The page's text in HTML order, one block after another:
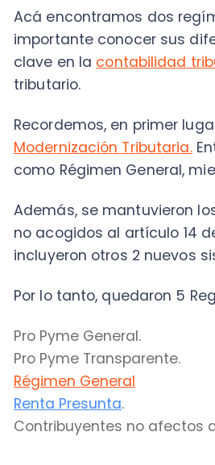
Recordemos, en primer
Modernización Tributaria.Entre
como Régimen General,
no acogidos al artículo 14 de la
incluyeron otros 2 nuevos
Por lo tanto, quedaron 5
Pro Pyme General.
Pro Pyme Transparente.
Régimen General
Contribuyentes no afectos al
Con el panorama claro, ahora
(Semi Integrado) y Renta
¿Qué es elRégimen